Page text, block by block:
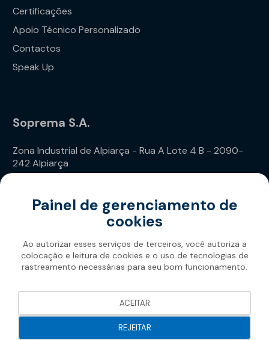
Certificações
Apoio Técnico Personalizado
Contactos
Speak Up
Soprema S.A.
Zona Industrial de Alpiarça - Rua A Lote 4 B - 2090-
242 Alpiarça
Soprema 2026
Painel de gerenciamento de
cookies
Ao autorizar esses serviços de terceiros, você autoriza a
colocação e leitura de cookies e o uso de tecnologias de
rastreamento necessárias para seu bom funcionamento.
REJEITAR
ACEITAR